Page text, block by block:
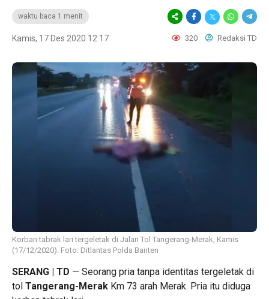
waktu baca 1 menit
Kamis, 17 Des 2020 12:17 320 Redaksi TD
Korban tabrak lari tergeletak di Jalan Tol Tangerang-Merak, Kamis
(17/12/2020). Foto: Ditlantas Polda Banten
SERANG | TD — Seorang pria tanpa identitas tergeletak di
tol Tangerang-Merak Km 73 arah Merak. Pria itu diduga